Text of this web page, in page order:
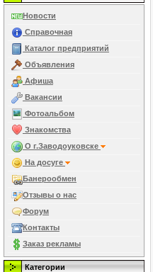
Новости
Справочная
Каталог предприятий
Объявления
Афиша
Вакансии
Фотоальбом
Знакомства
О г.Заводоуковске
На досуге
Банерообмен
Отзывы о нас
Форум
Контакты
Заказ рекламы
Категории